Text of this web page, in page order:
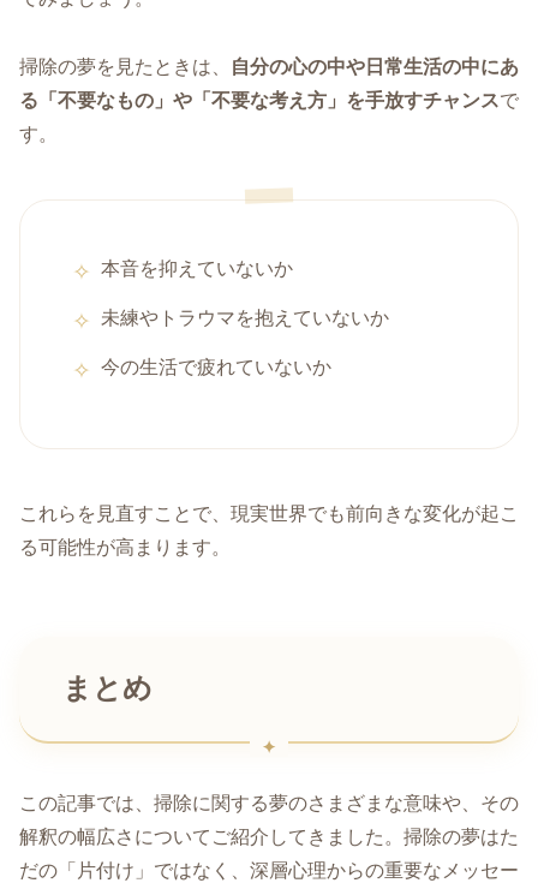
掃除の夢を見たときは、
自分の心の中や日常生活の中にあ
る「不要なもの」や「不要な考え方」を手放すチャンスで
す。
本音を抑えていないか
未練やトラウマを抱えていないか
今の生活で疲れていないか
これらを見直すことで、現実世界でも前向きな変化が起こ
る可能性が高まります。
まとめ
この記事では、掃除に関する夢のさまざまな意味や、その
解釈の幅広さについてご紹介してきました。掃除の夢はた
だの「片付け」ではなく、深層心理からの重要なメッセー